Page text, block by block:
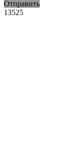
Отправить
13525